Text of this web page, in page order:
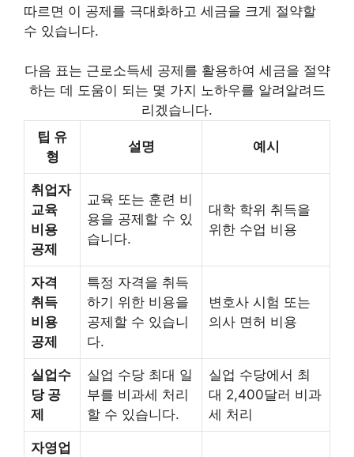
따르면 이 공제를 극대화하고 세금을 크게 절약할
수 있습니다.
다음 표는 근로소득세 공제를 활용하여 세금을 절약
하는 데 도움이 되는 몇 가지 노하우를 알려알려드
리겠습니다.
팁 유
형
설명 예시
취업자
교육
비용
공제
교육 또는 훈련 비
용을 공제할 수 있
습니다.
대학 학위 취득을
위한 수업 비용
자격
취득
비용
공제
특정 자격을 취득
하기 위한 비용을
공제할 수 있습니
다.
변호사 시험 또는
의사 면허 비용
실업수
당 공
제
실업 수당 최대 일
부를 비과세 처리
할 수 있습니다.
실업 수당에서 최
대 2,400달러 비과
세 처리
자영업